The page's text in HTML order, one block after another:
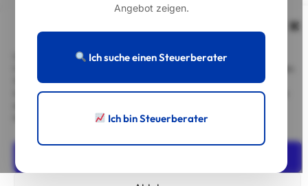
Um dir ein optimales Erlebnis zu bieten, verwenden wir Technologien wie
Wenn du diesen Technologien zustimmst, können wir Daten wie das
Surfverhalten oder eindeutige IDs auf dieser Website verarbeiten. Wenn du
Merkmale und Funktionen beeinträchtigt werden.
Angebot zeigen.
Ich suche einen Steuerberater
Ich bin Steuerberater